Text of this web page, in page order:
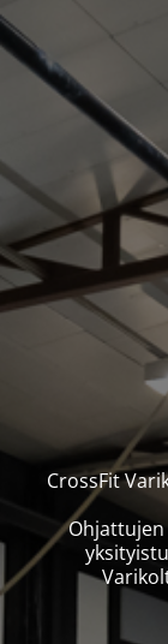
CrossFit